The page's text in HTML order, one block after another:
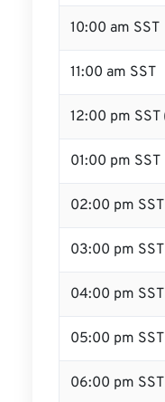
10:00 am SST
11:00 am SST
12:00 pm SST
01:00 pm SST
02:00 pm SST
03:00 pm SST
04:00 pm SST
05:00 pm SST
06:00 pm SST